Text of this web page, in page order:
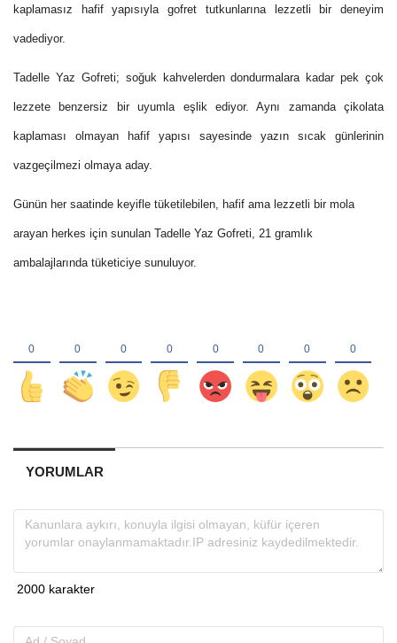
kaplamasız hafif yapısıyla gofret tutkunlarına lezzetli bir deneyim
vadediyor.
Tadelle Yaz Gofreti; soğuk kahvelerden dondurmalara kadar pek çok
lezzete benzersiz bir uyumla eşlik ediyor. Aynı zamanda çikolata
kaplaması olmayan hafif yapısı sayesinde yazın sıcak günlerinin
vazgeçilmezi olmaya aday.
Günün her saatinde keyifle tüketilebilen, hafif ama lezzetli bir mola
arayan herkes için sunulan Tadelle Yaz Gofreti, 21 gramlık
ambalajlarında tüketiciye sunuluyor.
YORUMLAR